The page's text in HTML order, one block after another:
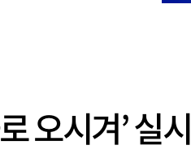
오시겨’ 실시